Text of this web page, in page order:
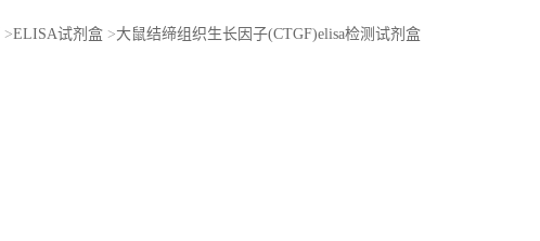
>ELISA试剂盒>大鼠结缔组织生长因子(CTGF)elisa检测试剂盒